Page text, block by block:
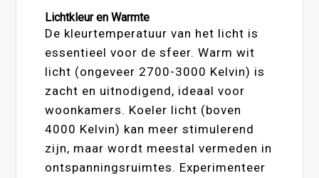
Lichtkleur en Warmte
De kleurtemperatuur van het licht is
essentieel voor de sfeer. Warm wit
licht (ongeveer 2700-3000 Kelvin) is
zacht en uitnodigend, ideaal voor
woonkamers. Koeler licht (boven
4000 Kelvin) kan meer stimulerend
zijn, maar wordt meestal vermeden in
ontspanningsruimtes. Experimenteer